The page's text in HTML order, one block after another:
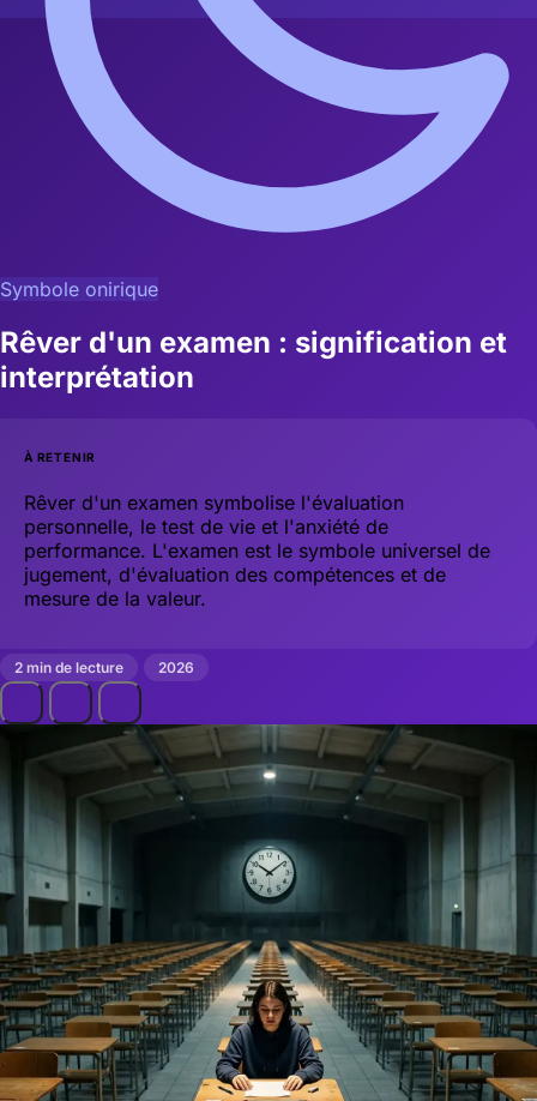
Symbole onirique
Rêver d'un examen : signification et
interprétation
À RETENIR
Rêver d'un examen symbolise l'évaluation
personnelle, le test de vie et l'anxiété de
performance. L'examen est le symbole universel de
jugement, d'évaluation des compétences et de
mesure de la valeur.
2 min de lecture 2026